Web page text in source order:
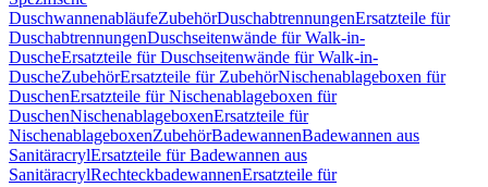
DuschwannenabläufeZubehörDuschabtrennungenErsatzteile für
DuschabtrennungenDuschseitenwände für Walk-in-
DuscheErsatzteile für Duschseitenwände für Walk-in-
DuscheZubehörErsatzteile für ZubehörNischenablageboxen für
DuschenErsatzteile für Nischenablageboxen für
DuschenNischenablageboxenErsatzteile für
NischenablageboxenZubehörBadewannenBadewannen aus
SanitäracrylErsatzteile für Badewannen aus
SanitäracrylRechteckbadewannenErsatzteile für